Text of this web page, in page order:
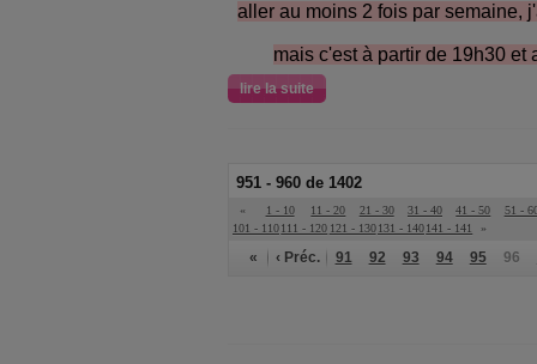
aller au moins 2 fois par semaine,
mais c'est à partir de 19h30 et
lire la suite
951 - 960 de 1402
« 1 - 10 11 - 20 21 - 30 31 - 40 41 - 50
51 -
101 - 110111 - 120 121 - 130 131 - 140141 - 141 »
« ‹ Préc. 91 92 93 94 95 96